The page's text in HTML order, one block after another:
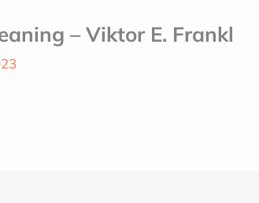
– Viktor E. Frankl